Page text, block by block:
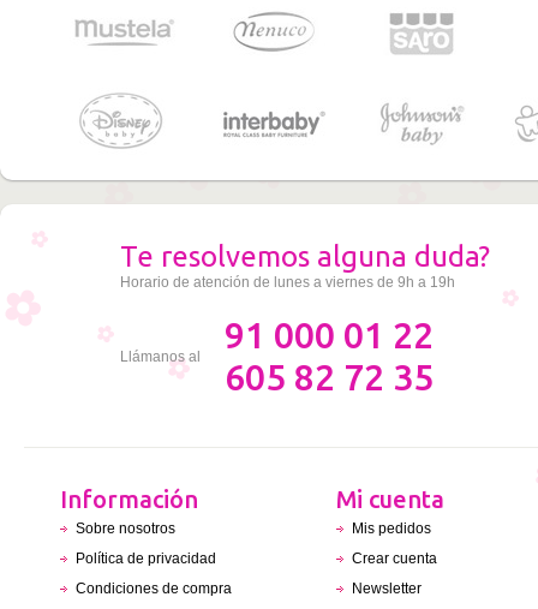
Te resolvemos alguna duda?
Horario de atención de lunes a viernes de 9h a 19h
Llámanos al
91 000 01 22
605 82 72 35
Información
Sobre nosotros
Política de privacidad
Condiciones de compra
Mi cuenta
Mis pedidos
Crear cuenta
Newsletter